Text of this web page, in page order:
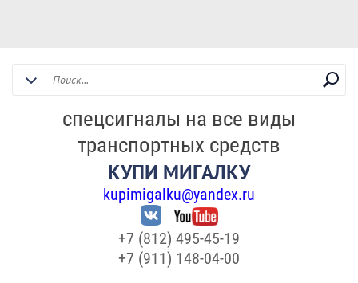
спецсигналы на все виды
транспортных средств
КУПИ МИГАЛКУ
kupimigalku@yandex.ru
+7 (812) 495-45-19
+7 (911) 148-04-00